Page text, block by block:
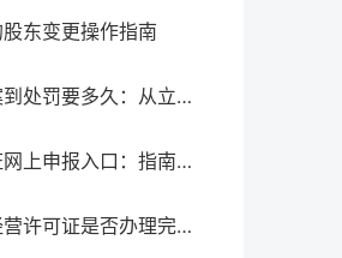
东变更操作指南
税务稽查从立案到处罚要多久：从立案到处罚的全过程
食品经营许可证网上申报入口：指南与流程
如何查询食品经营许可证是否办理完成？